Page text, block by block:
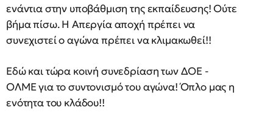
ενάντια στην υποβάθμιση της εκπαίδευσης! Ούτε
βήμα πίσω. Η Απεργία αποχή πρέπει να
συνεχιστεί ο αγώνα πρέπει να κλιμακωθεί!!
Εδώ και τώρα κοινή συνεδρίαση των ΔΟΕ -
ΟΛΜΕ για το συντονισμό του αγώνα! Όπλο μας η
ενότητα του κλάδου!!